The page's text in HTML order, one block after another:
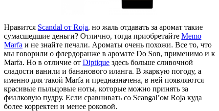
Нравится Scandal от Roja, но жаль отдавать за аромат такие
сумасшедшие деньги? Отлично, тогда приобретайте Memo
Marfa и не знайте печали. Ароматы очень похожи. Все то, что
мы говорили о флердоранже в аромате Do Son, применимо и к
Marfa. Но в отличие от Diptique здесь больше сливочной
сладости ванили и бананового иланга. В жаркую погоду, а
именно для такой Marfa и предназначена, в ней появляются
красивые пыльцовые ноты, которые можно принять за
фиалковую пудру. Если сравнивать со Scangal’ом Roja куда
более корректен и менее роковой.